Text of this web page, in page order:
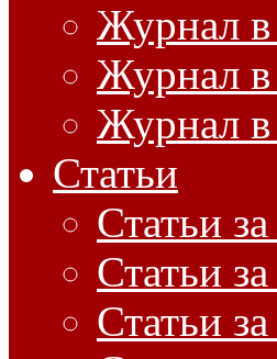
Журнал в
Журнал в
Журнал в
Статьи
Статьи
Статьи
Статьи